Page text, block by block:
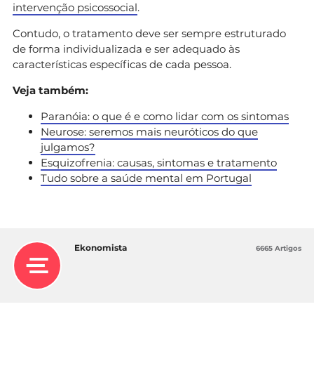
intervenção psicossocial.
Contudo, o tratamento deve ser sempre estruturado
de forma individualizada e ser adequado às
características específicas de cada pessoa.
Veja também:
Paranóia: o que é e como lidar com os sintomas
Neurose: seremos mais neuróticos do que
julgamos?
Esquizofrenia: causas, sintomas e tratamento
Tudo sobre a saúde mental em Portugal
Ekonomista 6665 Artigos